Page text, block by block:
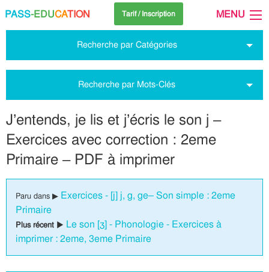
PASS-EDUCATION Tarif / Inscription MENU
Recherche par Catégories
Recherche par Mots-Clés
J’entends, je lis et j’écris le son j –
Exercices avec correction : 2eme
Primaire – PDF à imprimer
Paru dans ▶ Exercices - [j] j, g, ge– Son simple : 2eme
Primaire
Plus récent ▶ Le son [ʒ] - Phonologie - Exercices à
imprimer : 2eme, 3eme Primaire